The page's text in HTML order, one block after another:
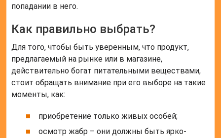
попадании в него.
Как правильно выбрать?
Для того, чтобы быть уверенным, что продукт,
предлагаемый на рынке или в магазине,
действительно богат питательными веществами,
стоит обращать внимание при его выборе на такие
моменты, как:
приобретение только живых особей;
осмотр жабр – они должны быть ярко-